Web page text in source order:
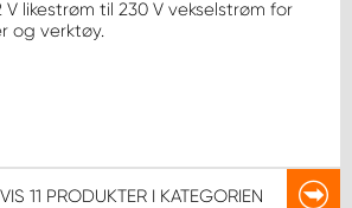
V likestrøm til 230 V vekselstrøm for
og verktøy.
VIS 11 PRODUKTER I KATEGORIEN